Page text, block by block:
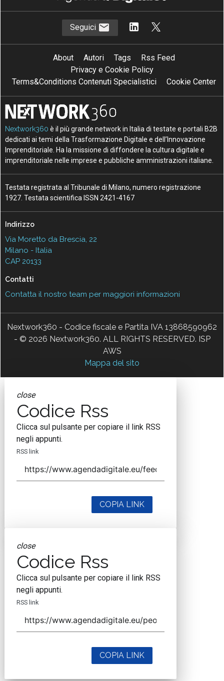
Seguici
About Autori Tags
Rss Feed
Privacy e Cookie Policy
Terms&Conditions Contenuti Specialistici
Cookie Center
Nextwork360 è il più grande network in Italia di testate e portali B2B
dedicati ai temi della Trasformazione Digitale e dell’Innovazione
Imprenditoriale. Ha la missione di diffondere la cultura digitale e
imprenditoriale nelle imprese e pubbliche amministrazioni italiane.
Testata registrata al Tribunale di Milano, numero registrazione
1927. Testata scientifica ISSN 2421-4167
Indirizzo
Via Moretto da Brescia, 22
Milano - Italia
CAP 20133
Contatti
Contatta il nostro team per maggiori informazioni
Nextwork360 - Codice fiscale e Partita IVA 13868590962
- © 2026 Nextwork360. ALL RIGHTS RESERVED. ISP
AWS
Mappa del sito
close
Codice Rss
Clicca sul pulsante per copiare il link RSS
negli appunti.
RSS link
COPIA LINK
close
Codice Rss
Clicca sul pulsante per copiare il link RSS
negli appunti.
RSS link
COPIA LINK